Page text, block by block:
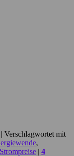
| Verschlagwortet mit
,
Strompreise | 4